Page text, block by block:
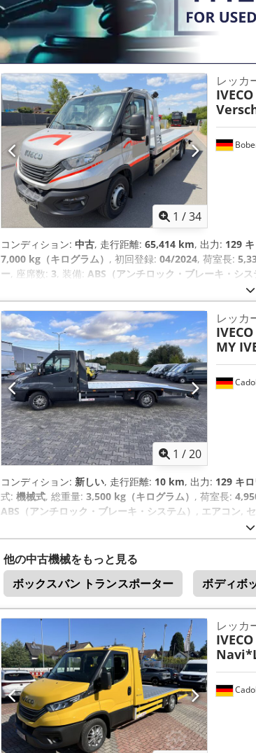
1 /34
レッカ
IVECO
コンディション: 中古, 走行距離: 65,414 km, 出力: 129
7,000 kg（キログラム） , 初回登録: 04/2024, 荷室長:
ー, 座席数: 3, 装備: ABS（アンチロック・ブレーキ・シ
1 /20
レッカ
IVECO
MY
コンディション: 新しい, 走行距離: 10 km, 出力: 129 キ
式: 機械式, 総重量: 3,500 kg（キログラム） , 荷室長:
ABS（アンチロック・ブレーキ・システム）, エアコン,
他の中古機械をもっと見る
ボックスバン トランスポーター
ボディボ
レッカ
IVECO